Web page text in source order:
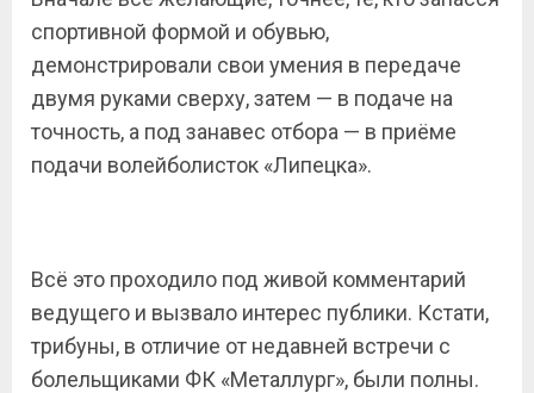
спортивной формой и обувью,
демонстрировали свои умения в передаче
двумя руками сверху, затем — в подаче на
точность, а под занавес отбора — в приёме
подачи волейболисток «Липецка».
Всё это проходило под живой комментарий
ведущего и вызвало интерес публики. Кстати,
трибуны, в отличие от недавней встречи с
болельщиками ФК «Металлург», были полны.